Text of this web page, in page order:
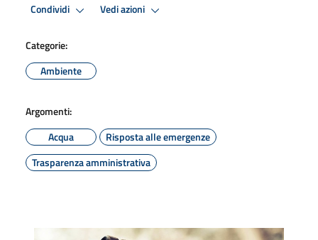
Condividi Vedi azioni
Categorie:
Ambiente
Argomenti:
Acqua
Risposta alle emergenze
Trasparenza amministrativa